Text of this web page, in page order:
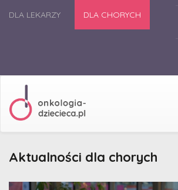
DLA LEKARZY DLA CHORYCH
Aktualności dla chorych